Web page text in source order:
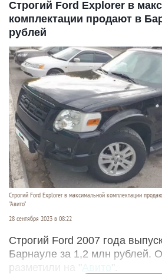
Строгий Ford Explorer в
комплектации продают в
рублей
Строгий Ford Explorer в максимальной комплектации
"Авито"
28 сентября 2023 в 08:22
Строгий Ford 2007 года
Барнауле за 1,2 млн рублей.
разметили на " Авито ".